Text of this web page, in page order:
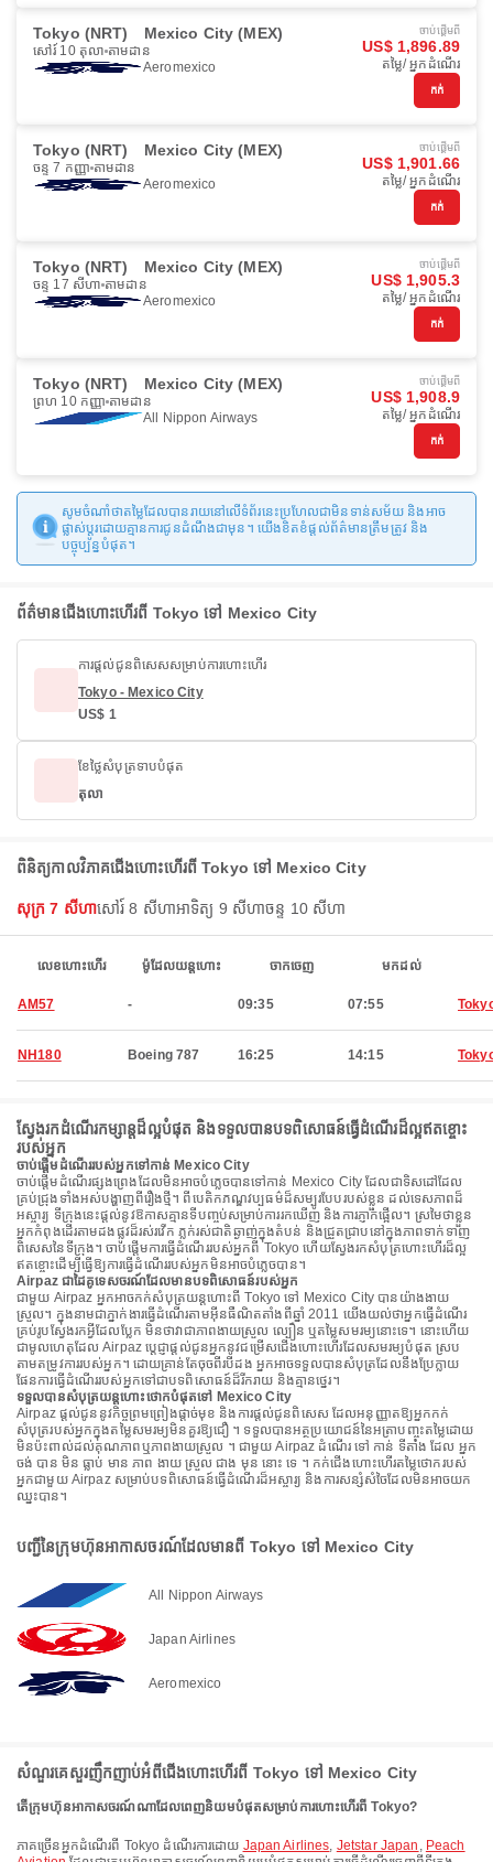
Tokyo (NRT) Mexico City (MEX)
សៅរ៍ 10 តុលា តាមដាន
Aeromexico
ចាប់ផ្ដើមពី
US$ 1,896.89
តម្លៃ/ អ្នកដំណើរ
កក់
Tokyo (NRT) Mexico City (MEX)
ចន្ទ 7 កញ្ញា តាមដាន
Aeromexico
ចាប់ផ្ដើមពី
US$ 1,901.66
តម្លៃ/ អ្នកដំណើរ
កក់
Tokyo (NRT) Mexico City (MEX)
ចន្ទ 17 សីហា តាមដាន
Aeromexico
ចាប់ផ្ដើមពី
US$ 1,905.3
តម្លៃ/ អ្នកដំណើរ
កក់
Tokyo (NRT) Mexico City (MEX)
ព្រហ 10 កញ្ញា តាមដាន
All Nippon Airways
ចាប់ផ្ដើមពី
US$ 1,908.9
តម្លៃ/ អ្នកដំណើរ
កក់
សូមចំណាំថាតម្លៃដែលបានរាយនៅលើទំព័រនេះប្រហែលជាមិនទាន់សម័យ និងអាច
ផ្លាស់ប្តូរដោយគ្មានការជូនដំណឹងជាមុន។ យើងខិតខំផ្តល់ព័ត៌មានត្រឹមត្រូវ និង
បច្ចុប្បន្នបំផុត។
ព័ត៌មានជើងហោះហើរពី Tokyo ទៅ Mexico City
ការផ្តល់ជូនពិសេសសម្រាប់ការហោះហើរ
Tokyo - Mexico City
US$ 1
ខែថ្លៃសំបុត្រទាបបំផុត
តុលា
ពិនិត្យកាលវិភាគជើងហោះហើរពី Tokyo ទៅ Mexico City
សុក្រ 7 សីហាសៅរ៍ 8 សីហាអាទិត្យ 9 សីហាចន្ទ 10 សីហា
លេខហោះហើរ ម៉ូដែលយន្តហោះ ចាកចេញ មកដល់
AM57 - 09:35 07:55
NH180 Boeing 787 16:25 14:15
ស្វែងរកដំណើរកម្សាន្តដ៏ល្អបំផុត និងទទួលបានបទពិសោធន៍ធ្វើដំណើរដ៏ល្អឥតខ្ចោះ
របស់អ្នក
ចាប់ផ្តើមដំណើររបស់អ្នកទៅកាន់ Mexico City
ចាប់ផ្តើមដំណើរផ្សងព្រេងដែលមិនអាចបំភ្លេចបានទៅកាន់ Mexico City ដែលជាទិសដៅដែល
គ្រប់ជ្រុងទាំងអស់បង្ហាញពីរឿងថ្មី។ ពីបេតិកភណ្ឌវប្បធម៌ដ៏សម្បូរបែបរបស់ខ្លួន ដល់ទេសភាពដ៏
អស្ចារ្យ ទីក្រុងនេះផ្តល់នូវឱកាសគ្មានទីបញ្ចប់សម្រាប់ការរកឃើញ និងការភ្ញាក់ផ្អើល។ ស្រមៃថាខ្លួន
អ្នកកំពុងដើរតាមដងផ្លូវដ៏រស់រវើក ភ្លក់រស់ជាតិឆ្ងាញ់ក្នុងតំបន់ និងជ្រួតជ្រាបនៅក្នុងភាពទាក់ទាញ
ពិសេសនៃទីក្រុង។ ចាប់ផ្តើមការធ្វើដំណើររបស់អ្នកពី Tokyo ហើយស្វែងរកសំបុត្រហោះហើរដ៏ល្អ
ឥតខ្ចោះដើម្បីធ្វើឱ្យការធ្វើដំណើររបស់អ្នកមិនអាចបំភ្លេចបាន។
Airpaz ជាដៃគូទេសចរណ៍ដែលមានបទពិសោធន៍របស់អ្នក
ជាមួយ Airpaz អ្នកអាចកក់សំបុត្រយន្តហោះពី Tokyo ទៅ Mexico City បានយ៉ាងងាយ
ស្រួល។ ក្នុងនាមជាភ្នាក់ងារធ្វើដំណើរតាមអ៊ីនធឺណិតតាំងពីឆ្នាំ 2011 យើងយល់ថាអ្នកធ្វើដំណើរ
គ្រប់រូបស្វែងរកអ្វីដែលប្លែក មិនថាវាជាភាពងាយស្រួល ល្បឿន ឬតម្លៃសមរម្យនោះទេ។ នោះហើយ
ជាមូលហេតុដែល Airpaz ប្តេជ្ញាផ្តល់ជូនអ្នកនូវជម្រើសជើងហោះហើរដែលសមរម្យបំផុត ស្រប
តាមតម្រូវការរបស់អ្នក។ ដោយគ្រាន់តែចុចពីរបីដង អ្នកអាចទទួលបានសំបុត្រដែលនឹងប្រែក្លាយ
ផែនការធ្វើដំណើររបស់អ្នកទៅជាបទពិសោធន៍ដ៏រីករាយ និងគ្មានថ្នេរ។
ទទួលបានសំបុត្រយន្តហោះថោកបំផុតទៅ Mexico City
Airpaz ផ្តល់ជូននូវកិច្ចព្រមព្រៀងផ្តាច់មុខ និងការផ្តល់ជូនពិសេស ដែលអនុញ្ញាតឱ្យអ្នកកក់
សំបុត្ររបស់អ្នកក្នុងតម្លៃសមរម្យមិនគួរឱ្យជឿ ។ ទទួលបានអត្ថប្រយោជន៍នៃអត្រាបញ្ចុះតម្លៃដោយ
មិនប៉ះពាល់ដល់គុណភាពឬភាពងាយស្រួល ។ ជាមួយ Airpaz ដំណើរ ទៅ កាន់ ទីតាំង ដែល អ្នក
ចង់ បាន មិន ធ្លាប់ មាន ភាព ងាយ ស្រួល ជាង មុន នោះ ទេ ។ កក់ជើងហោះហើរតម្លៃថោករបស់
អ្នកជាមួយ Airpaz សម្រាប់បទពិសោធន៍ធ្វើដំណើរដ៏អស្ចារ្យ និងការសន្សំសំចៃដែលមិនអាចយក
ឈ្នះបាន។
បញ្ជីនៃក្រុមហ៊ុនអាកាសចរណ៍ដែលមានពី Tokyo ទៅ Mexico City
All Nippon Airways
Japan Airlines
Aeromexico
សំណួរគេសួរញឹកញាប់អំពីជើងហោះហើរពី Tokyo ទៅ Mexico City
តើក្រុមហ៊ុនអាកាសចរណ៍ណាដែលពេញនិយមបំផុតសម្រាប់ការហោះហើរពី Tokyo?
ភាគច្រើនអ្នកដំណើរពី Tokyo ដំណើរការដោយ Japan Airlines, Jetstar Japan , Peach